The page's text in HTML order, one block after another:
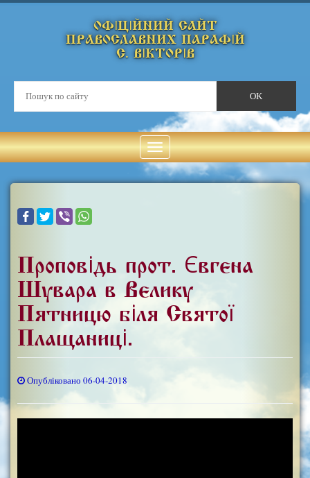
ОФІЦІЙНИЙ САЙТ
ПРАВОСЛАВНИХ ПАРАФІЙ
С. ВІКТОРІВ
Проповідь прот. Євгена
Шувара в Велику
П'ятницю біля Святої
Плащаниці.
Опубліковано 06-04-2018